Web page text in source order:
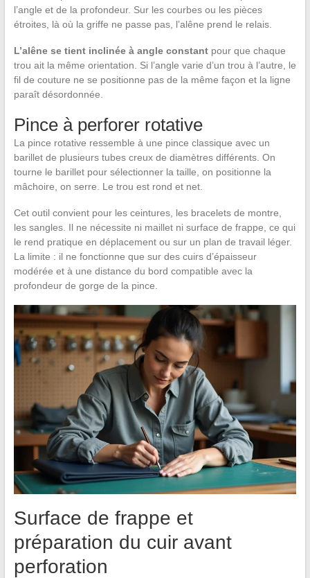
l’angle et de la profondeur. Sur les courbes ou les pièces
étroites, là où la griffe ne passe pas, l’alêne prend le relais.
L’alêne se tient inclinée à angle constantpour que chaque
trou ait la même orientation. Si l’angle varie d’un trou à l’autre, le
fil de couture ne se positionne pas de la même façon et la ligne
paraît désordonnée.
Pince à perforer rotative
La pince rotative ressemble à une pince classique avec un
barillet de plusieurs tubes creux de diamètres différents. On
tourne le barillet pour sélectionner la taille, on positionne la
mâchoire, on serre. Le trou est rond et net.
Cet outil convient pour les ceintures, les bracelets de montre,
les sangles. Il ne nécessite ni maillet ni surface de frappe, ce qui
le rend pratique en déplacement ou sur un plan de travail léger.
La limite : il ne fonctionne que sur des cuirs d’épaisseur
modérée et à une distance du bord compatible avec la
profondeur de gorge de la pince.
Surface de frappe et
préparation du cuir avant
perforation